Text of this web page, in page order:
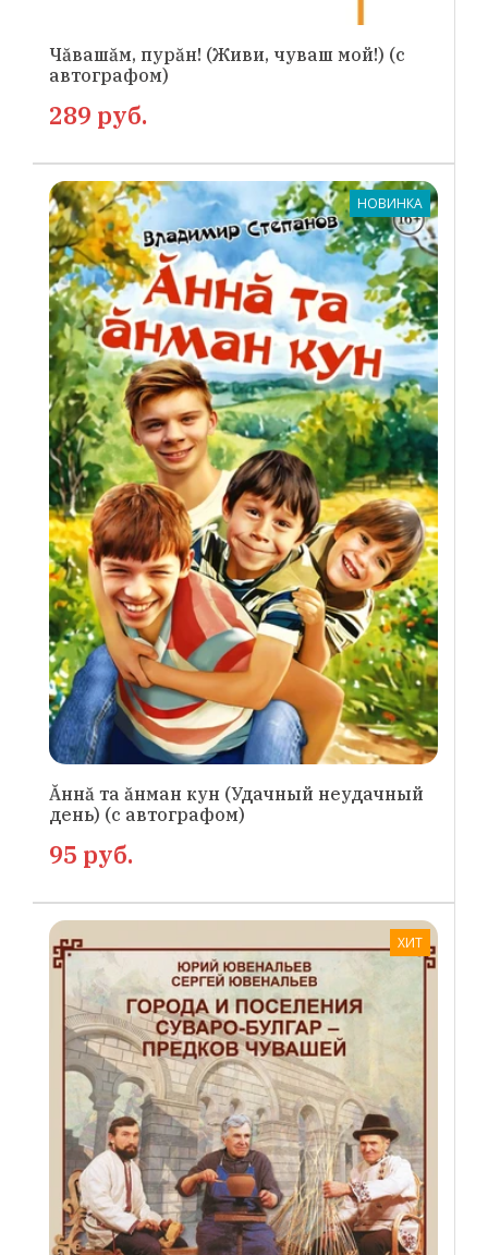
Чăвашăм, пурăн! (Живи, чуваш мой!) (с
автографом)
289 руб.
Ăннă та ăнман кун (Удачный неудачный
день) (с автографом)
НОВИНКА
95 руб.
ХИТ